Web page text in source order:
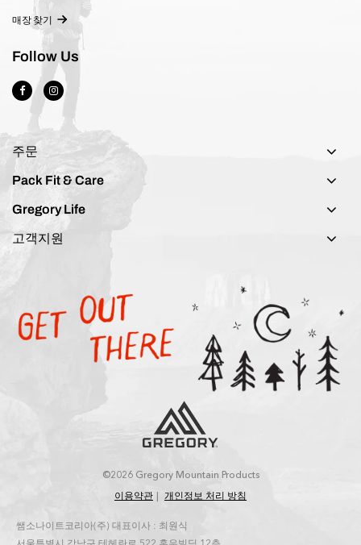
매장 찾기
Follow Us
주문
Pack Fit & Care
Gregory Life
고객지원
©2026 Gregory Mountain Products
이용약관
개인정보 처리 방침
쌤소나이트코리아(주) 대표이사 : 최원식